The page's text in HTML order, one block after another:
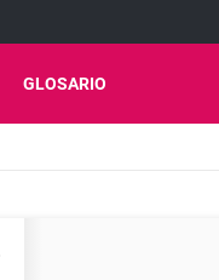
GLOSARIO